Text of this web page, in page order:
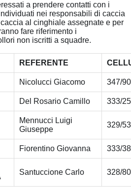
a prendere contatti con i
nei responsabili di caccia
al cinghiale assegnate e per
fare riferimento i
non iscritti a squadre.
REFERENTE
Nicolucci Giacomo 347/
Del Rosario Camillo 333/
Mennucci Luigi
Giuseppe
329/
Fiorentino Giovanna 333/
Santuccione Carlo 328/